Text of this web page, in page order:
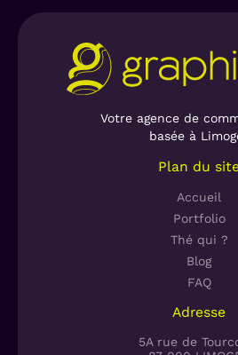
Votre agence de
basée à
Plan du
Accueil
Portfolio
Thé qui ?
Blog
FAQ
Adresse
5A rue de